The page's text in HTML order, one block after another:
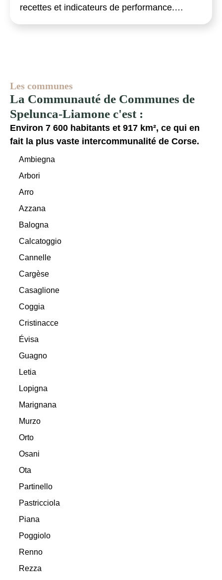
recettes et indicateurs de performance.…
Les communes
La Communauté de Communes de
Spelunca-Liamone c'est :
Environ 7 600 habitants et 917 km², ce qui en
fait la plus vaste intercommunalité de Corse.
Ambiegna
Arbori
Arro
Azzana
Balogna
Calcatoggio
Cannelle
Cargèse
Casaglione
Coggia
Cristinacce
Évisa
Guagno
Letia
Lopigna
Marignana
Murzo
Orto
Osani
Ota
Partinello
Pastricciola
Piana
Poggiolo
Renno
Rezza